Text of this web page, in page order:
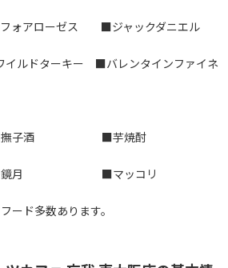
ォアローゼス ■ジャックダニエル
ドターキー ■バレンタインファイネ
子酒 ■芋焼酎
月 ■マッコリ
ード多数あります。